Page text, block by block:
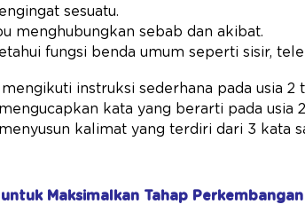
sesuatu.
menghubungkan sebab dan akibat.
fungsi benda umum seperti sisir,
instruksi sederhana pada usia 2
kata yang berarti pada usia
kalimat yang terdiri dari 3 kata
Maksimalkan Tahap